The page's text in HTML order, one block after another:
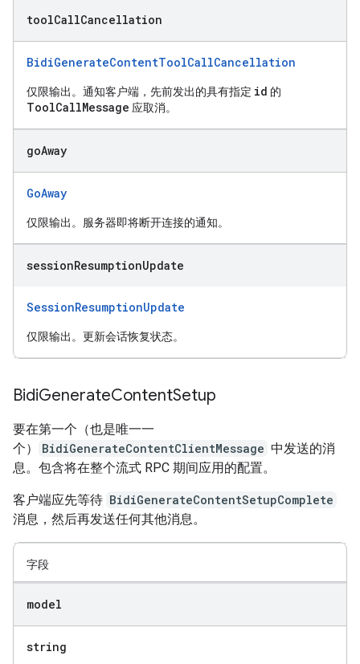
toolCallCancellation
BidiGenerateContentToolCallCancellation
仅限输出。通知客户端，先前发出的具有指定 id 的
ToolCallMessage 应取消。
goAway
GoAway
仅限输出。服务器即将断开连接的通知。
sessionResumptionUpdate
SessionResumptionUpdate
仅限输出。更新会话恢复状态。
BidiGenerateContentSetup
要在第一个（也是唯一一
个）
BidiGenerateContentClientMessage 中发送的消
息。包含将在整个流式 RPC 期间应用的配置。
客户端应先等待 BidiGenerateContentSetupComplete
消息，然后再发送任何其他消息。
字段
model
string